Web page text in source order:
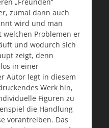
zumal dann auch
wird und man
welchen Problemen er
und wodurch sich
zeigt, denn
in einer
Autor legt in diesem
Werk hin,
Figuren zu
die Handlung
vorantreiben. Das